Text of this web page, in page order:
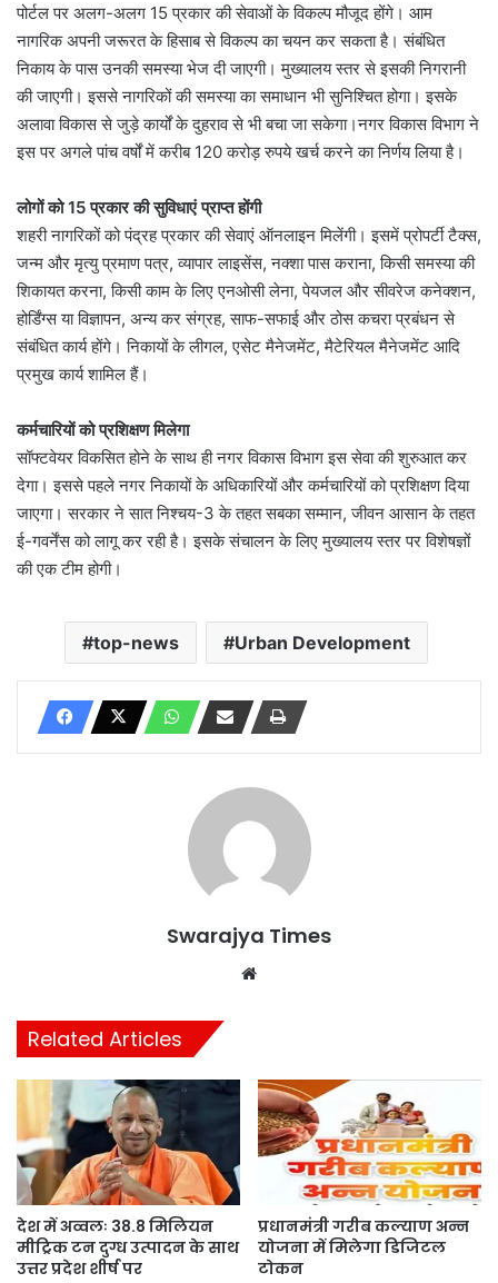
पोर्टल पर अलग-अलग 15 प्रकार की सेवाओं के विकल्प मौजूद होंगे। आम
नागरिक अपनी जरूरत के हिसाब से विकल्प का चयन कर सकता है। संबंधित
निकाय के पास उनकी समस्या भेज दी जाएगी। मुख्यालय स्तर से इसकी निगरानी
की जाएगी। इससे नागरिकों की समस्या का समाधान भी सुनिश्चित होगा। इसके
अलावा विकास से जुड़े कार्यों के दुहराव से भी बचा जा सकेगा।नगर विकास विभाग ने
इस पर अगले पांच वर्षों में करीब 120 करोड़ रुपये खर्च करने का निर्णय लिया है।
लोगों को 15 प्रकार की सुविधाएं प्राप्त होंगी
शहरी नागरिकों को पंद्रह प्रकार की सेवाएं ऑनलाइन मिलेंगी। इसमें प्रोपर्टी टैक्स,
जन्म और मृत्यु प्रमाण पत्र, व्यापार लाइसेंस, नक्शा पास कराना, किसी समस्या की
शिकायत करना, किसी काम के लिए एनओसी लेना, पेयजल और सीवरेज कनेक्शन,
होर्डिंग्स या विज्ञापन, अन्य कर संग्रह, साफ-सफाई और ठोस कचरा प्रबंधन से
संबंधित कार्य होंगे। निकायों के लीगल, एसेट मैनेजमेंट, मैटेरियल मैनेजमेंट आदि
प्रमुख कार्य शामिल हैं।
कर्मचारियों को प्रशिक्षण मिलेगा
सॉफ्टवेयर विकसित होने के साथ ही नगर विकास विभाग इस सेवा की शुरुआत कर
देगा। इससे पहले नगर निकायों के अधिकारियों और कर्मचारियों को प्रशिक्षण दिया
जाएगा। सरकार ने सात निश्चय-3 के तहत सबका सम्मान, जीवन आसान के तहत
ई-गवर्नेंस को लागू कर रही है। इसके संचालन के लिए मुख्यालय स्तर पर विशेषज्ञों
की एक टीम होगी।
top-news Urban Development
Swarajya Times
Related Articles
देश में अव्वलः 38.8 मिलियन
मीट्रिक टन दुग्ध उत्पादन के साथ
उत्तर प्रदेश शीर्ष पर
प्रधानमंत्री गरीब कल्याण अन्न
योजना में मिलेगा डिजिटल
टोकन